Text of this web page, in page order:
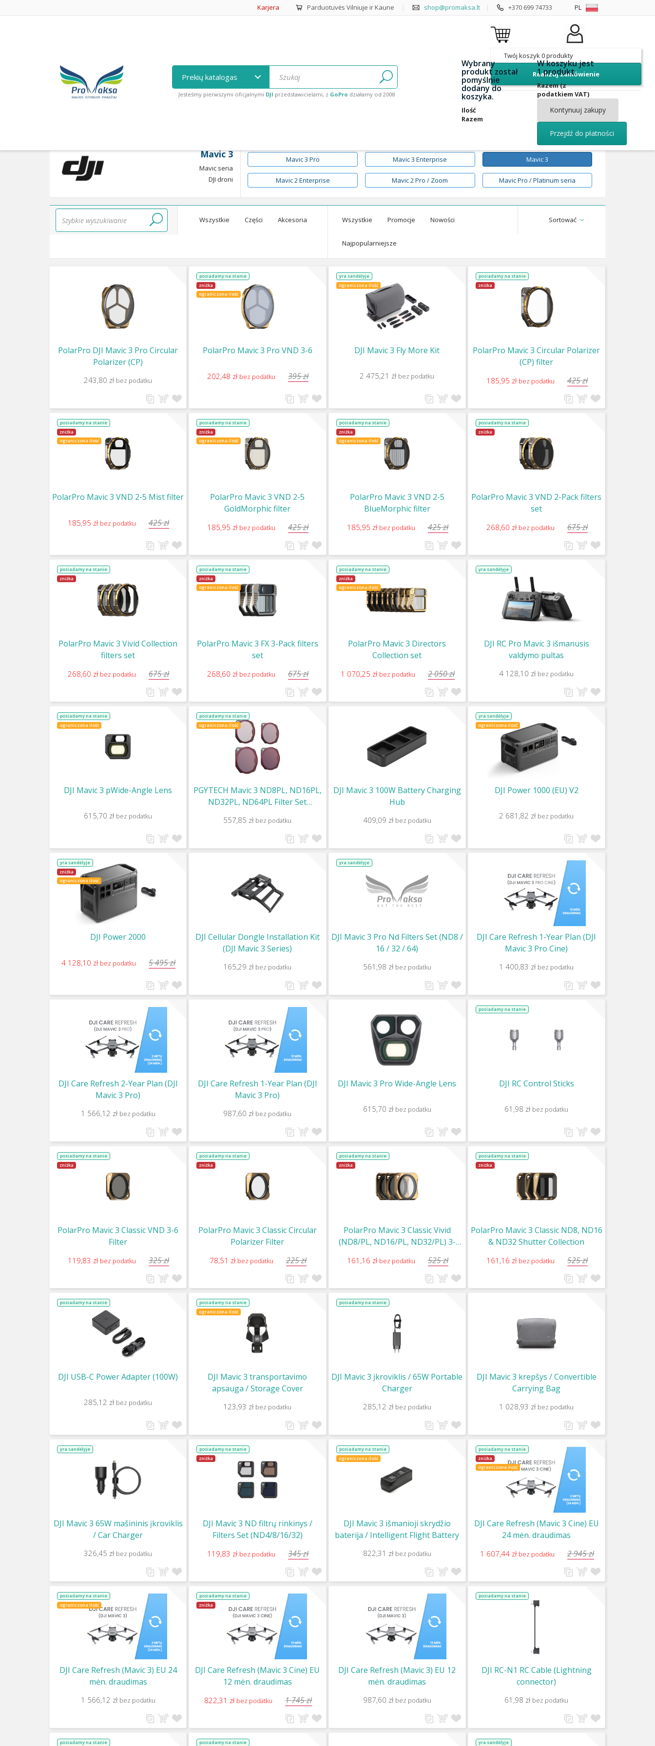
PL
Karjera Parduotuvės Vilniuje ir Kaune | shop@promaksa.lt | +370 699 74733
Prekių katalogas
Jesteśmy pierwszymi oficjalnymi DJI przedstawicielami, z GoPro działamy od 2008
Twój koszyk0produkty
Realizuj zamówienie
Wybrany
produkt został
pomyślnie
dodany do
koszyka.
Ilość
Razem
W koszyku jest
1 produkt.
Razem (z
podatkiem VAT)
Kontynuuj zakupy
Przejdź do płatności
Mavic 3
Mavic seria
DJI droni
Mavic 3 Pro Mavic 3 Enterprise Mavic 3
Mavic 2 Enterprise Mavic 2 Pro / Zoom Mavic Pro / Platinum seria
Wszystkie Części Akcesoria Wszystkie Promocje Nowości
Najpopularniejsze
Sortować
PolarPro DJI Mavic 3 Pro Circular
Polarizer (CP)
243,80 zł bez podatku
posiadamy na stanie
zniżka
ograniczona ilość
PolarPro Mavic 3 Pro VND 3-6
202,48 zł bez podatku 395 zł
yra sandėlyje
ograniczona ilość
DJI Mavic 3 Fly More Kit
2 475,21 zł bez podatku
posiadamy na stanie
zniżka
PolarPro Mavic 3 Circular Polarizer
(CP) filter
185,95 zł bez podatku 425 zł
posiadamy na stanie
zniżka
ograniczona ilość
PolarPro Mavic 3 VND 2-5 Mist filter
185,95 zł bez podatku 425 zł
posiadamy na stanie
zniżka
ograniczona ilość
PolarPro Mavic 3 VND 2-5
GoldMorphic filter
185,95 zł bez podatku 425 zł
posiadamy na stanie
zniżka
ograniczona ilość
PolarPro Mavic 3 VND 2-5
BlueMorphic filter
185,95 zł bez podatku 425 zł
posiadamy na stanie
zniżka
PolarPro Mavic 3 VND 2-Pack filters
set
268,60 zł bez podatku 675 zł
posiadamy na stanie
zniżka
PolarPro Mavic 3 Vivid Collection
filters set
268,60 zł bez podatku 675 zł
posiadamy na stanie
zniżka
ograniczona ilość
PolarPro Mavic 3 FX 3-Pack filters
set
268,60 zł bez podatku 675 zł
posiadamy na stanie
zniżka
ograniczona ilość
PolarPro Mavic 3 Directors
Collection set
1 070,25 zł bez podatku 2 050 zł
yra sandėlyje
DJI RC Pro Mavic 3 išmanusis
valdymo pultas
4 128,10 zł bez podatku
posiadamy na stanie
ograniczona ilość
DJI Mavic 3 pWide-Angle Lens
615,70 zł bez podatku
posiadamy na stanie
ograniczona ilość
PGYTECH Mavic 3 ND8PL, ND16PL,
ND32PL, ND64PL Filter Set
557,85 zł bez podatku
DJI Mavic 3 100W Battery Charging
Hub
409,09 zł bez podatku
yra sandėlyje
ograniczona ilość
DJI Power 1000 (EU) V2
2 681,82 zł bez podatku
yra sandėlyje
zniżka
ograniczona ilość
DJI Power 2000
4 128,10 zł bez podatku 5 495 zł
DJI Cellular Dongle Installation Kit
(DJI Mavic 3 Series)
165,29 zł bez podatku
yra sandėlyje
DJI Mavic 3 Pro Nd Filters Set (ND8 /
16 / 32 / 64)
561,98 zł bez podatku
DJI Care Refresh 1-Year Plan (DJI
Mavic 3 Pro Cine)
1 400,83 zł bez podatku
DJI Care Refresh 2-Year Plan (DJI
Mavic 3 Pro)
1 566,12 zł bez podatku
DJI Care Refresh 1-Year Plan (DJI
Mavic 3 Pro)
987,60 zł bez podatku
DJI Mavic 3 Pro Wide-Angle Lens
615,70 zł bez podatku
posiadamy na stanie
DJI RC Control Sticks
61,98 zł bez podatku
posiadamy na stanie
zniżka
PolarPro Mavic 3 Classic VND 3-6
Filter
119,83 zł bez podatku 325 zł
posiadamy na stanie
zniżka
PolarPro Mavic 3 Classic Circular
Polarizer Filter
78,51 zł bez podatku 225 zł
posiadamy na stanie
zniżka
PolarPro Mavic 3 Classic Vivid
(ND8/PL, ND16/PL, ND32/PL) 3-
161,16 zł bez podatku 525 zł
posiadamy na stanie
zniżka
PolarPro Mavic 3 Classic ND8, ND16
& ND32 Shutter Collection
161,16 zł bez podatku 525 zł
posiadamy na stanie
DJI USB-C Power Adapter (100W)
285,12 zł bez podatku
posiadamy na stanie
ograniczona ilość
DJI Mavic 3 transportavimo
apsauga / Storage Cover
123,93 zł bez podatku
posiadamy na stanie
DJI Mavic 3 įkroviklis / 65W Portable
Charger
285,12 zł bez podatku
DJI Mavic 3 krepšys / Convertible
Carrying Bag
1 028,93 zł bez podatku
yra sandėlyje
DJI Mavic 3 65W mašininis įkroviklis
/ Car Charger
326,45 zł bez podatku
posiadamy na stanie
zniżka
DJI Mavic 3 ND filtrų rinkinys /
Filters Set (ND4/8/16/32)
119,83 zł bez podatku 345 zł
posiadamy na stanie
ograniczona ilość
DJI Mavic 3 išmanioji skrydžio
baterija / Intelligent Flight Battery
822,31 zł bez podatku
posiadamy na stanie
zniżka
ograniczona ilość
DJI Care Refresh (Mavic 3 Cine) EU
24 mėn. draudimas
1 607,44 zł bez podatku 2 945 zł
posiadamy na stanie
ograniczona ilość
DJI Care Refresh (Mavic 3) EU 24
mėn. draudimas
1 566,12 zł bez podatku
posiadamy na stanie
zniżka
DJI Care Refresh (Mavic 3 Cine) EU
12 mėn. draudimas
822,31 zł bez podatku 1 745 zł
DJI Care Refresh (Mavic 3) EU 12
mėn. draudimas
987,60 zł bez podatku
posiadamy na stanie
DJI RC-N1 RC Cable (Lightning
connector)
61,98 zł bez podatku
posiadamy na stanie posiadamy na stanie yra sandėlyje